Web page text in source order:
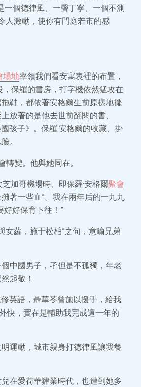
個德律風、一聲丁寧、一個不測
人激動，使你有門庭若市的感
場地率領我們看安寓表裡的布置，
保羅的書房，打字機依然猛攻在
鞋，都依著安格爾生前原樣地擺
放著的是他去世前翻閱的書、
孩子》。保羅·安格爾的收藏、掛
。
變。他與她同在。
加哥機場時、即保羅·安格爾聚會
著一些血”。我在兩年后的一九九
好保育下往！”
女蘿，施于松柏”之句，意喻兄弟
中國男子，孑但是不孤獨，年老
起敬！
英語，聶華苓曾施以援手，給我
快，實在是輔助我完成這一年的
運動，城市親身打德律風讓我餐
在愛荷華肄業時代，也遭到她多